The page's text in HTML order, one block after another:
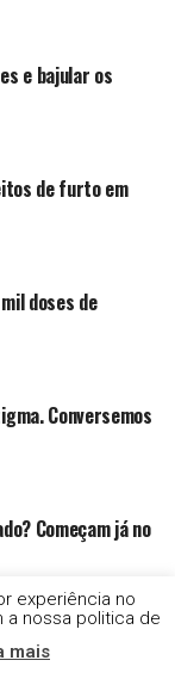
e bajular os
de furto em
doses de
Conversemos
Começam já no
mediano por
em 1º lugar
experiência no
a nossa politica de
mais